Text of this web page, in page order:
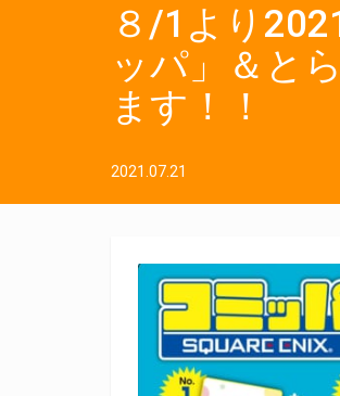
８/1より
ッパ」＆と
ます！！
2021.07.21